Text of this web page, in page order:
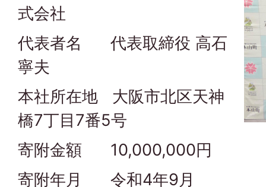
式会社
代表者名 代表取締役 高石
寧夫
本社所在地 大阪市北区天神
橋7丁目7番5号
寄附金額 10,000,000円
寄附年月 令和4年9月